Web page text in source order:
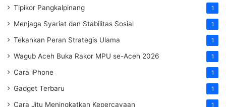
Tipikor Pangkalpinang 1
Menjaga Syariat dan Stabilitas Sosial 1
Tekankan Peran Strategis Ulama 1
Wagub Aceh Buka Rakor MPU se-Aceh 2026 1
Cara iPhone 1
Gadget Terbaru 1
Cara Jitu Meningkatkan Kepercayaan 1